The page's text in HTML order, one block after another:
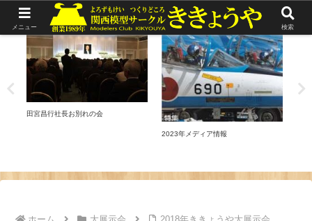
リポート
田宮昌行社長お別れの会
メディア情報
2023年メディア情報
メニュー 検索